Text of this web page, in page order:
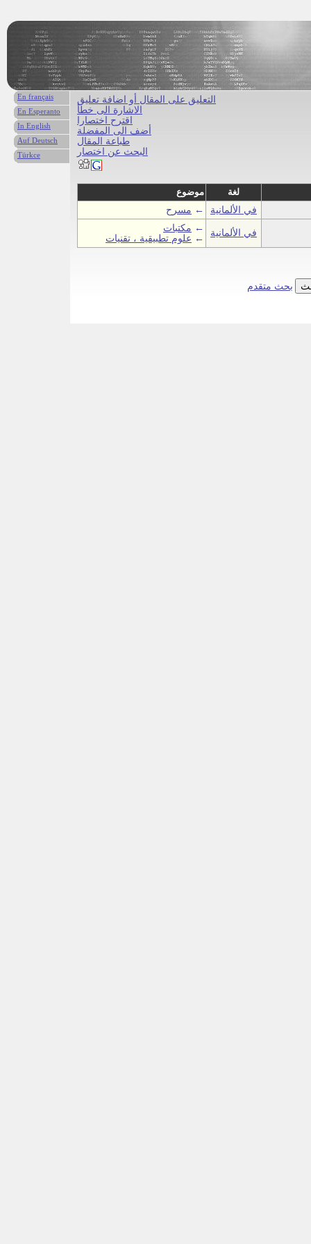
التعليق على المقال أو اضافة تعليق
الاشارة الى خطأ
اقترح اختصارا
أضف الى المفضلة
طباعة المقال
البحث عن اختصار
موضوع
لغة
← مسرح
في الألمانية
← مكتبات
← علوم تطبيقية ، تقنيات
في الألمانية
بحث متقدم
En français
En Esperanto
In English
Auf Deutsch
Türkce